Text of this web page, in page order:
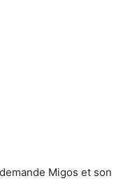
Migos et son